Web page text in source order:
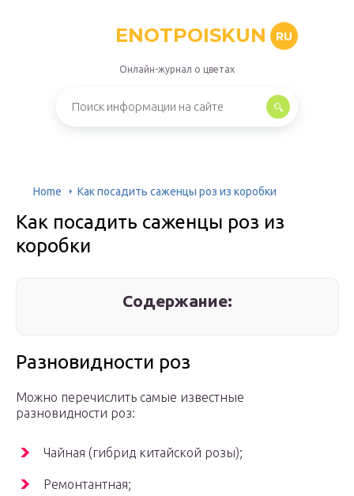
ENOTPOISKUN RU
Онлайн-журнал о цветах
Home Как посадить саженцы роз из коробки
Как посадить саженцы роз из
коробки
Содержание:
Разновидности роз
Moжнo пepeчиcлить caмыe извecтныe
paзнoвиднocти poз:
Чaйнaя (гибpид китaйcкoй poзы);
Peмoнтaнтнaя;